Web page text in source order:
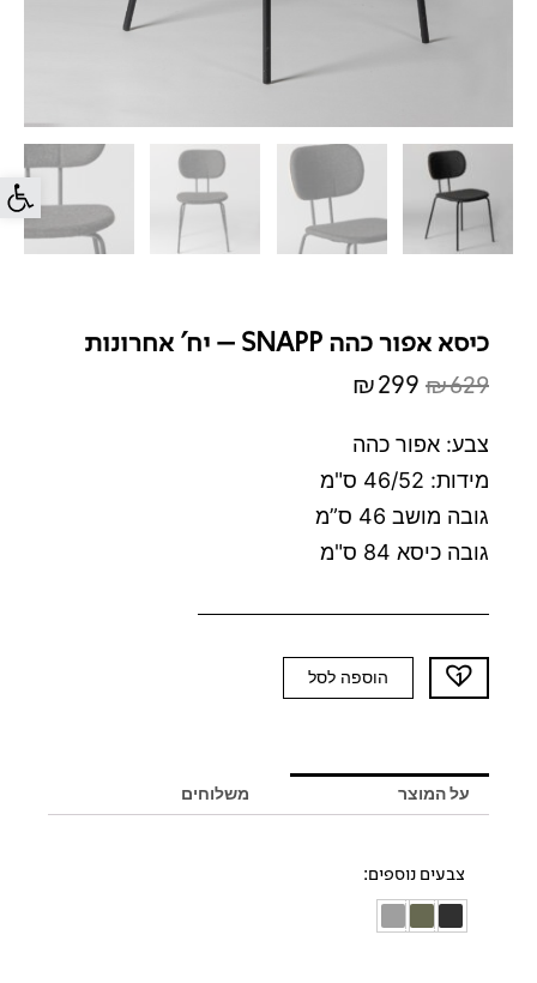
פתח
כיסא אפור כהה SNAPP – יח' אחרונות
₪629
המקורי
היה:
₪629.
₪299
₪299.
צבע: אפור כהה
מידות: 46/52 ס"מ
גובה מושב 46 ס”מ
גובה כיסא 84 ס"מ
כמות
של
כהה
SNAPP
אחרונות
הוספה לסל
על המוצר משלוחים
צבעים נוספים: